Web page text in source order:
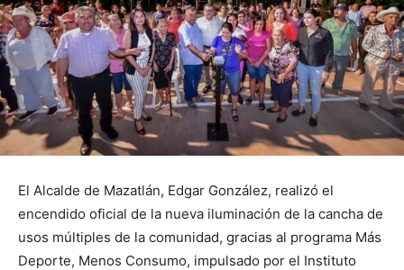
El Alcalde de Mazatlán, Edgar González, realizó el
encendido oficial de la nueva iluminación de la cancha de
usos múltiples de la comunidad, gracias al programa Más
Deporte, Menos Consumo, impulsado por el Instituto